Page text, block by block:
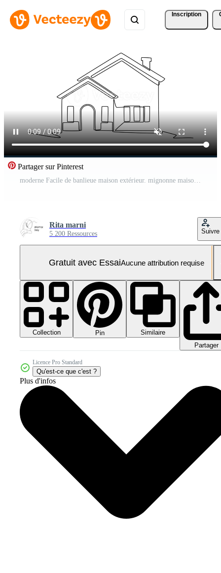
Inscription
Partager sur Pinterest
moderne Facile de banlieue maison extérieur. mignonne maison et bâtiment concept. Célibataire ligne dessiner conception. plein longueur animation illustration. haute qualité 4k métrage Vidéo Pro
Rita marni
5 200 Ressources Suivre
Gratuit avec EssaiAucune attribution requise
Collection Pin
Similaire
Partager
Licence Pro Standard
Qu'est-ce que c'est ?
Plus d'infos